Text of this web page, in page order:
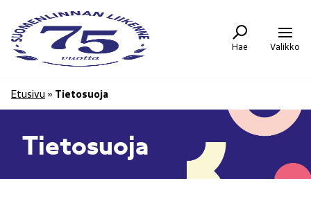
sisältöön
Suomenlinnan
Liikenne
-
Etusivulle
Hae Valikko
Etusivu » Tietosuoja
Tietosuoja